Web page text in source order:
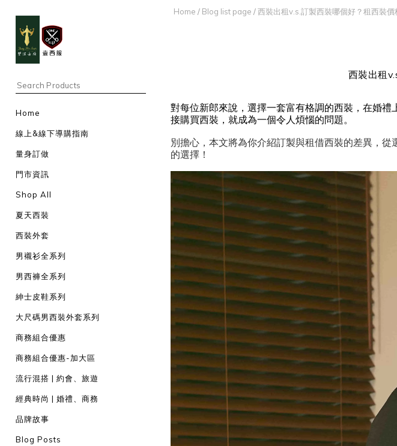
Home
線上&線下導購指南
量身訂做
門市資訊
Shop All
夏天西裝
西裝外套
男襯衫全系列
男西褲全系列
紳士皮鞋系列
大尺碼男西裝外套系列
商務組合優惠
商務組合優惠-加大區
流行混搭 | 約會、旅遊
經典時尚 | 婚禮、商務
品牌故事
Blog Posts
Home / Blog list page /西裝出租v.s.訂製西裝哪個好？租西裝
西裝出租
對每位新郎來說，選擇一套富有格調的西裝，在婚
接購買西裝，就成為一個令人煩惱的問題。
別擔心，本文將為你介紹訂製與租借西裝的差異，
的選擇！